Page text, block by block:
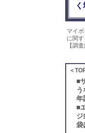
マイ
に関
【調
＜
■
年
■
ジ
袋